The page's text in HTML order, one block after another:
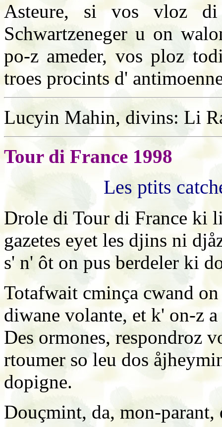
Asteure, si vos vloz
Schwartzeneger u on
po-z ameder, vos ploz
troes procints d'
Lucyin Mahin, divins: Li
Tour di France 1998
Les ptits
Drole di Tour di France ki
gazetes eyet les djins ni
s' n' ôt on pus berdeler ki
Totafwait cminça cwand
diwane volante, et k' on-z
Des ormones, respondroz
rtoumer so leu dos
dopigne.
Douçmint, da, mon-